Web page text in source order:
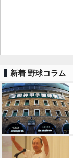
新着 野球コラム